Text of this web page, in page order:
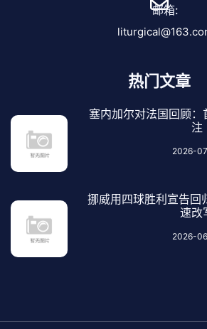
邮箱:
热门文章
塞内加尔对法国回顾
注
2026-
挪威用四球胜利宣告回
速改
2026-